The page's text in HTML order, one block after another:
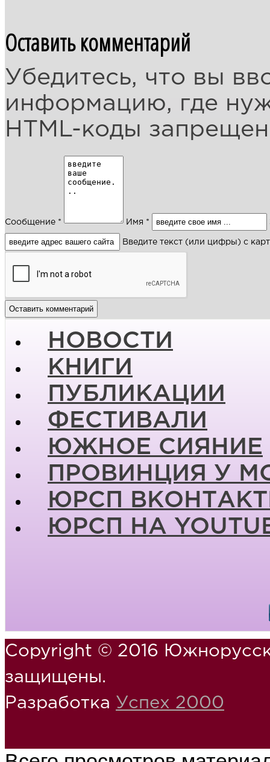
Оставить комментарий
Убедитесь, что вы
информацию, где
HTML-коды
Сообщение * Имя *
Введите текст (или цифры) с
НОВОСТИ
КНИГИ
ПУБЛИКАЦИИ
ФЕСТИВАЛИ
ЮЖНОЕ СИЯНИЕ
ПРОВИНЦИЯ У
ЮРСП
ЮРСП НА
Copyright © 2016
защищены.
Разработка Успех 2000